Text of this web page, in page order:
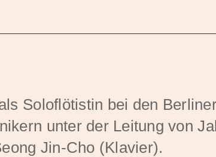
Soloflötistin bei den
unter der Leitung von
Jin-Cho (Klavier).